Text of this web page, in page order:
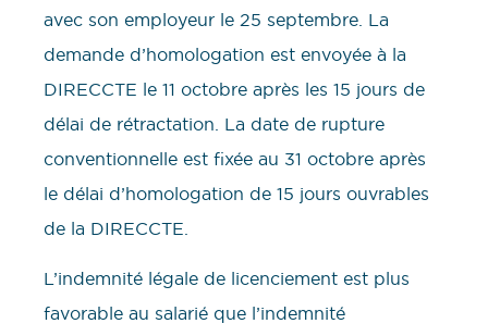
avec son employeur le 25 septembre. La
demande d’homologation est envoyée à la
DIRECCTE le 11 octobre après les 15 jours de
délai de rétractation. La date de rupture
conventionnelle est fixée au 31 octobre après
le délai d’homologation de 15 jours ouvrables
de la DIRECCTE.
L’indemnité légale de licenciement est plus
favorable au salarié que l’indemnité